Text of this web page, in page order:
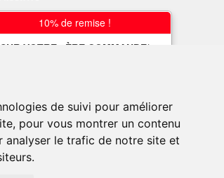
de suivi pour améliorer
pour vous montrer un contenu
analyser le trafic de notre site et
10% de remise !
SUR VOTRE 1ÈRE COMMANDE*
* sans minimum d'achat , hors
médicaments et produits en offre,
utilisez le code au moment de la
du panier afin que la remise
soit prise en compte.